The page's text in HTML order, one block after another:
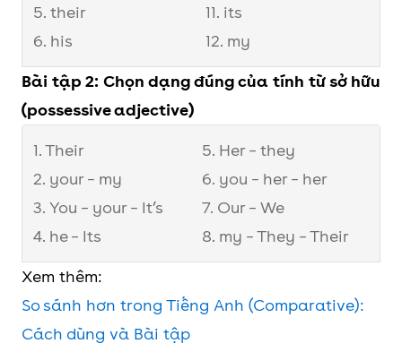
5. their
6. his
11. its
12. my
Bài tập 2: Chọn dạng đúng của tính từ sở hữu
(possessive adjective)
1. Their
2. your – my
3. You – your – It’s
4. he – Its
5. Her – they
6. you – her – her
7. Our – We
8. my – They – Their
Xem thêm:
So sánh hơn trong Tiếng Anh (Comparative):
Cách dùng và Bài tập